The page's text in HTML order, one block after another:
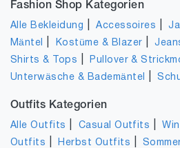
Fashion Shop Kategorien
Alle Bekleidung |Accessoires |
Mäntel Kostüme & Blazer |
Shirts & Tops Pullover &
Unterwäsche & Bademäntel |
Outfits Kategorien
Alle Outfits Casual Outfits |
Outfits
Herbst Outfits